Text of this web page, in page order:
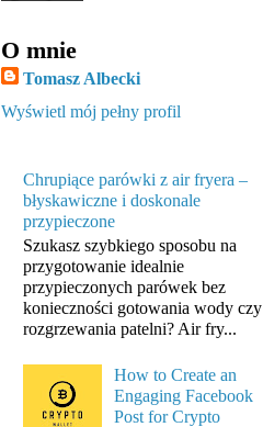
O mnie
Tomasz Albecki
Wyświetl mój pełny profil
Chrupiące parówki z air fryera –
błyskawiczne i doskonale
przypieczone
Szukasz szybkiego sposobu na
przygotowanie idealnie
przypieczonych parówek bez
konieczności gotowania wody czy
rozgrzewania patelni? Air fry...
How to Create an
Engaging Facebook
Post for Crypto